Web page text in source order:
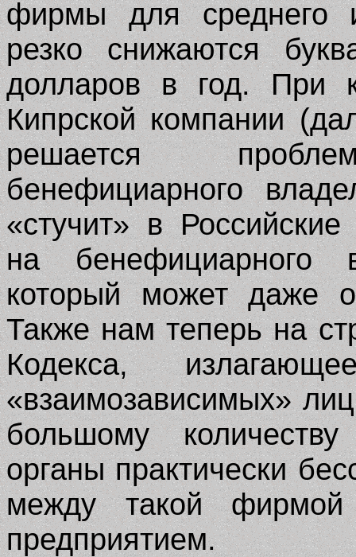
фирмы для среднего
резко снижаются
долларов в год. При
Кипрской компании
решается
бенефициарного
«стучит» в
на бенефициарного
который может даже
Также нам теперь на
Кодекса,
«взаимозависимых»
большому
органы практически
между такой фирмой
предприятием.